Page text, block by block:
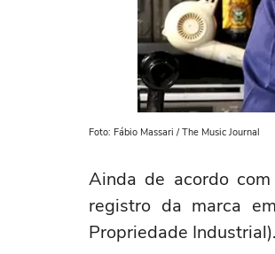
Foto: Fábio Massari / The Music Journal
Ainda de acordo
registro da marca em
Propriedade